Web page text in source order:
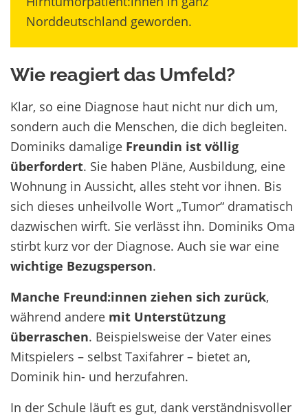
Norddeutschland geworden.
Wie reagiert das Umfeld?
Klar, so eine Diagnose haut nicht nur dich um,
sondern auch die Menschen, die dich begleiten.
Dominiks damalige Freundin ist völlig
überfordert. Sie haben Pläne, Ausbildung, eine
Wohnung in Aussicht, alles steht vor ihnen. Bis
sich dieses unheilvolle Wort „Tumor“ dramatisch
dazwischen wirft. Sie verlässt ihn. Dominiks Oma
stirbt kurz vor der Diagnose. Auch sie war eine
wichtige Bezugsperson.
Manche Freund:innen ziehen sich zurück,
während andere mit Unterstützung
überraschen. Beispielsweise der Vater eines
Mitspielers – selbst Taxifahrer – bietet an,
Dominik hin- und herzufahren.
In der Schule läuft es gut, dank verständnisvoller